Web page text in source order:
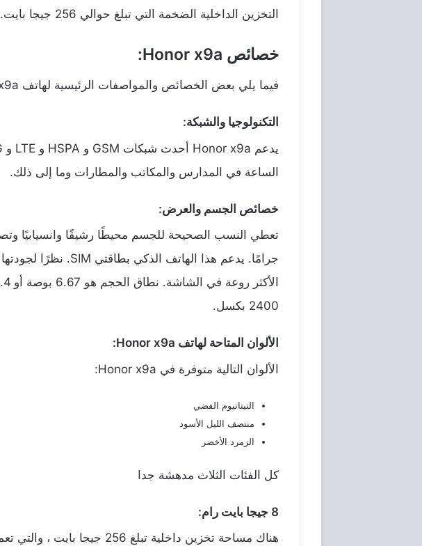
التخزين الداخلية الضخمة التي تبلغ حوالي جيجا بايت.
خصائص Honor x9a:
فيما يلي بعض الخصائص والمواصفات الرئيسية لهاتف
التكنولوجيا والشبكة:
يدعم
أحدث شبكات و و و
الساعة في المدارس والمكاتب والمطارات وما إلى ذلك.
خصائص الجسم والعرض:
تعطي النسب الصحيحة للجسم محيطًا رشيقًا وانسيابيًا
جرامًا. يدعم هذا الهاتف الذكي بطاقتي نظرًا لجودتها
الأكثر روعة في الشاشة. نطاق الحجم هو بوصة أو
2400 بكسل.
الألوان المتاحة لهاتف Honor x9a:
الألوان التالية متوفرة في
التيتانيوم الفضي
منتصف الليل الأسود
الزمرد الأخضر
كل الفئات الثلاث مدهشة جدا
8 جيجا بايت رام:
هناك مساحة تخزين داخلية تبلغ جيجا بايت ، والتي